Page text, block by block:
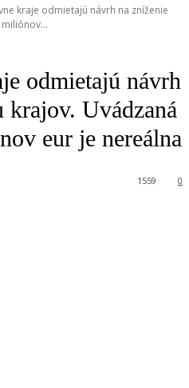
kraje odmietajú návrh na zníženie
odmietajú návrh
krajov. Uvádzaná
eur je nereálna
0
1559